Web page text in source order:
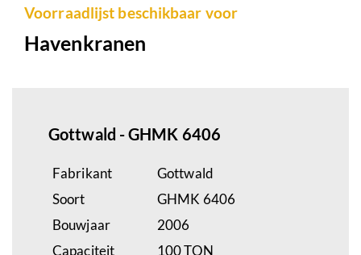
Voorraadlijst beschikbaar voor
Havenkranen
Gottwald - GHMK 6406
Fabrikant
Gottwald
Soort
GHMK 6406
Bouwjaar
2006
Capaciteit
100 TON